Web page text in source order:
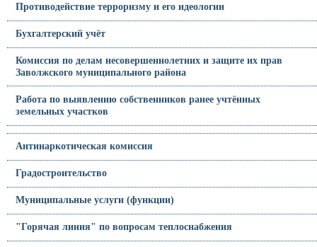
Противодействие терроризму и его идеологии
Бухгалтерский учёт
Комиссия по делам несовершеннолетних и защите их прав
Заволжского муниципального района
Работа по выявлению собственников ранее учтённых
земельных участков
Антинаркотическая комиссия
Градостроительство
Муниципальные услуги (функции)
"Горячая линия" по вопросам теплоснабжения